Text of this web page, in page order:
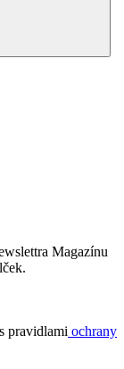
Magazínu
pravidlami ochrany